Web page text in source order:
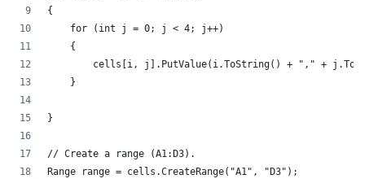
    for (int j = 0; j < 4; j++)
    {
cells[i, j].PutValue(i.ToString() + "," +
    }
// Create a range (A1:D3).
Range range = cells.CreateRange("A1", "D3");